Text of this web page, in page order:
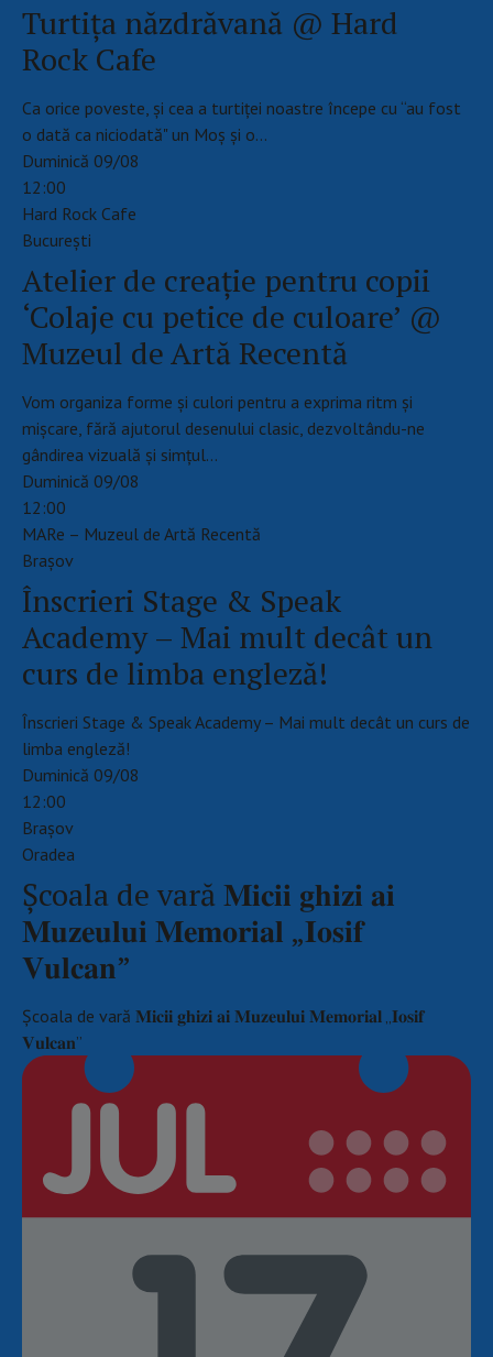
Turtița năzdrăvană @ Hard
Rock Cafe
Ca orice poveste, și cea a turtiței noastre începe cu “au fost
o dată ca niciodată" un Moș și o…
Duminică 09/08
12:00
Hard Rock Cafe
Bucureşti
Atelier de creație pentru copii
‘Colaje cu petice de culoare’ @
Muzeul de Artă Recentă
Vom organiza forme și culori pentru a exprima ritm și
mișcare, fără ajutorul desenului clasic, dezvoltându-ne
gândirea vizuală și simțul…
Duminică 09/08
12:00
MARe – Muzeul de Artă Recentă
Braşov
Înscrieri Stage & Speak
Academy – Mai mult decât un
curs de limba engleză!
Înscrieri Stage & Speak Academy – Mai mult decât un curs de
limba engleză!
Duminică 09/08
12:00
Brașov
Oradea
Școala de vară 𝐌𝐢𝐜𝐢𝐢 𝐠𝐡𝐢𝐳𝐢 𝐚𝐢
𝐌𝐮𝐳𝐞𝐮𝐥𝐮𝐢 𝐌𝐞𝐦𝐨𝐫𝐢𝐚𝐥 „𝐈𝐨𝐬𝐢𝐟
𝐕𝐮𝐥𝐜𝐚𝐧”
Școala de vară 𝐌𝐢𝐜𝐢𝐢 𝐠𝐡𝐢𝐳𝐢 𝐚𝐢 𝐌𝐮𝐳𝐞𝐮𝐥𝐮𝐢 𝐌𝐞𝐦𝐨𝐫𝐢𝐚𝐥 „𝐈𝐨𝐬𝐢𝐟
𝐕𝐮𝐥𝐜𝐚𝐧”